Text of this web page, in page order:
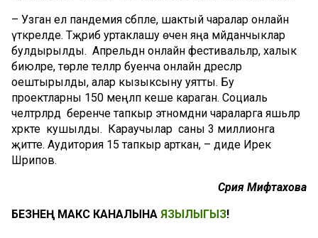
– Узган ел пандемия сәбәпле, шактый чаралар онлайн
үткәрелде. Тәҗрибә уртаклашу өчен яңа мәйданчыклар
булдырылды. Апрельдән онлайн фестивальләр, халык
биюләре, төрле телләр буенча онлайн дәресләр
оештырылды, алар кызыксыну уятты. Бу
проектларны 150 меңләп кеше караган. Социаль
челтәрләрдә беренче тапкыр этномәдәни чараларга яшьләр
хәрәкәте кушылды. Караучылар саны 3 миллионга
җитте. Аудитория 15 тапкыр арткан, – диде Ирек
Шәрипов.
Сәрия Мифтахова
БЕЗНЕҢ МАКС КАНАЛЫНА ЯЗЫЛЫГЫЗ!